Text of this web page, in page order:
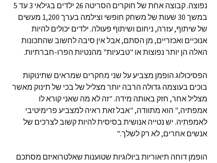
נפוצה. קבוצה אחת של חוקרים הסריטה 26 ילדים בגילאי 3 עד 5
במשך 30 שעות של משחק חופשי וצילמה בערך 1,200 מעשים
של שיתוף, עזרה, ניחום ושיתוף פעולה. ילדים יכולים להיות
אנוכיים ואכזריים, מן הסתם, אבל אין סיבה לחשוב שהתכונות
האלה הן יותר נפוצות או "טבעיות" מהנטיות הפרו-חברתיות.
הפסיכולוג הופמן מצביע על שני מחקרים שמראים שתינוקות
בוכים בעוצמה גדולה הרבה יותר מצליל של בכי של תינוק מאשר
מצליל אחר, חזק באותה מידה. "זה לא מה שאני קורא לו
אמפתיה," הוא מתוודה, "אבל זאת ראיה למצביע פרימיטיבי
לאמפתיה. יש נטייה אנושית בסיסית להיות קשוב לצרכים של
אנשים אחרים, לא רק לשלך."
הופמן דוחה תיאוריות ביולוגיות שטוענות שאלטרואיזם מסתכם